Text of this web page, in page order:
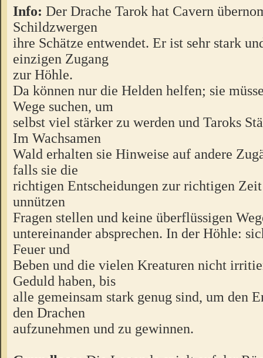
Info: Der Drache Tarok hat Cavern
Schildzwergen
ihre Schätze entwendet. Er ist sehr stark
einzigen Zugang
zur Höhle.
Da können nur die Helden helfen; sie
Wege suchen, um
selbst viel stärker zu werden und Taroks
Im Wachsamen
Wald erhalten sie Hinweise auf andere
falls sie die
richtigen Entscheidungen zur richtigen
unnützen
Fragen stellen und keine überflüssigen
untereinander absprechen. In der Höhle:
Feuer und
Beben und die vielen Kreaturen nicht
Geduld haben, bis
alle gemeinsam stark genug sind, um den
den Drachen
aufzunehmen und zu gewinnen.